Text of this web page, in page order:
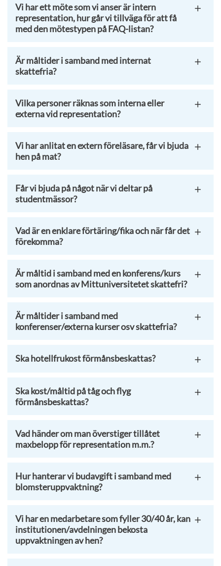
Vi har ett möte som vi anser är intern
representation, hur går vi tillväga för att få
med den mötestypen på FAQ-listan?
Är måltider i samband med internat
skattefria?
Vilka personer räknas som interna eller
externa vid representation?
Vi har anlitat en extern föreläsare, får vi bjuda
hen på mat?
Får vi bjuda på något när vi deltar på
studentmässor?
Vad är en enklare förtäring/fika och när får det
förekomma?
Är måltid i samband med en konferens/kurs
som anordnas av Mittuniversitetet skattefri?
Är måltider i samband med
konferenser/externa kurser osv skattefria?
Ska hotellfrukost förmånsbeskattas?
Ska kost/måltid på tåg och flyg
förmånsbeskattas?
Vad händer om man överstiger tillåtet
maxbelopp för representation m.m.?
Hur hanterar vi budavgift i samband med
blomsteruppvaktning?
Vi har en medarbetare som fyller 30/40 år, kan
institutionen/avdelningen bekosta
uppvaktningen av hen?